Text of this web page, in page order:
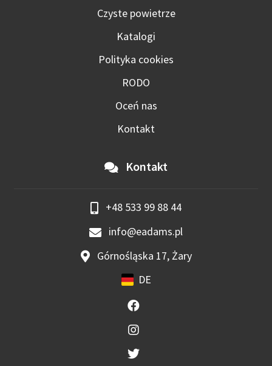
Czyste powietrze
Katalogi
Polityka cookies
RODO
Oceń nas
Kontakt
Kontakt
+48 533 99 88 44
info@eadams.pl
Górnośląska 17, Żary
DE